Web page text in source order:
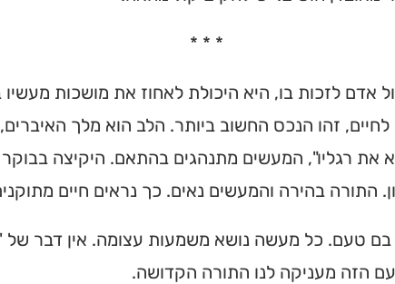
* * *
אדם לזכות בו, היא היכולת לאחוז את מושכות
זהו הנכס החשוב ביותר. הלב הוא מלך
את רגליו", המעשים מתנהגים בהתאם. היקיצה
התורה בהירה והמעשים נאים. כך נראים חיים
בם טעם. כל מעשה נושא משמעות עצומה. אין דבר של
הזה מעניקה לנו התורה הקדושה.